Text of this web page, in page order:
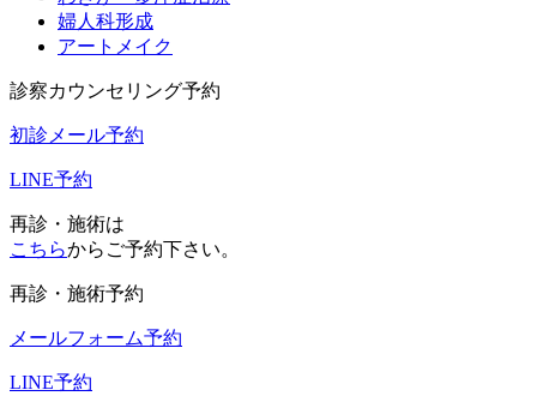
婦人科形成
アートメイク
診察カウンセリング予約
初診メール予約
LINE予約
再診・施術は
こちらからご予約下さい。
再診・施術予約
メールフォーム予約
LINE予約